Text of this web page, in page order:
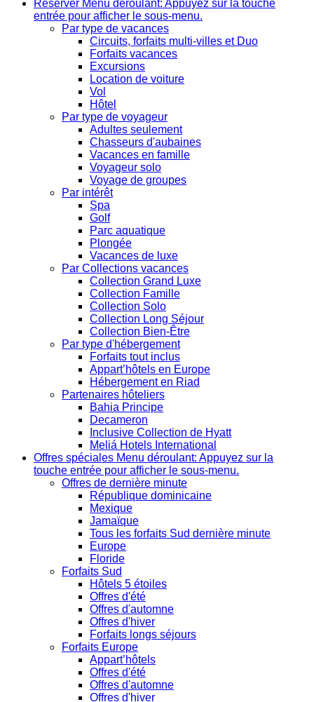
Réserver Menu déroulant: Appuyez sur la touche
entrée pour afficher le sous-menu.
Par type de vacances
Circuits, forfaits multi-villes et Duo
Forfaits vacances
Excursions
Location de voiture
Vol
Hôtel
Par type de voyageur
Adultes seulement
Chasseurs d'aubaines
Vacances en famille
Voyageur solo
Voyage de groupes
Par intérêt
Spa
Golf
Parc aquatique
Plongée
Vacances de luxe
Par Collections vacances
Collection Grand Luxe
Collection Famille
Collection Solo
Collection Long Séjour
Collection Bien-Être
Par type d'hébergement
Forfaits tout inclus
Appart’hôtels en Europe
Hébergement en Riad
Partenaires hôteliers
Bahia Principe
Decameron
Inclusive Collection de Hyatt
Meliá Hotels International
Offres spéciales Menu déroulant: Appuyez sur la
touche entrée pour afficher le sous-menu.
Offres de dernière minute
République dominicaine
Mexique
Jamaïque
Tous les forfaits Sud dernière minute
Europe
Floride
Forfaits Sud
Hôtels 5 étoiles
Offres d'été
Offres d'automne
Offres d'hiver
Forfaits longs séjours
Forfaits Europe
Appart’hôtels
Offres d'été
Offres d'automne
Offres d'hiver